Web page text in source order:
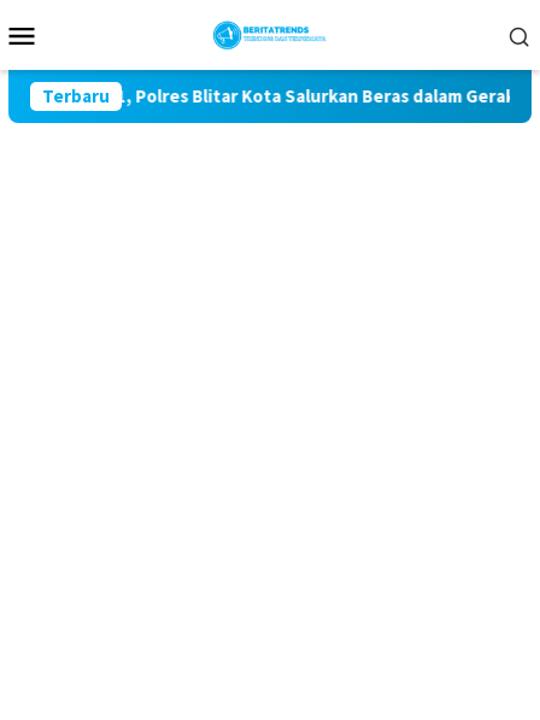
ke
Mobile
Terbaru
ke-81, Polres Blitar Kota Salurkan Beras dalam Gerakan